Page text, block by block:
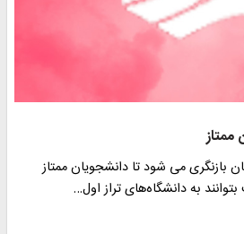
بازنگری می شود تا دانشجویان ممتاز
به دانشگاه‌های تراز اول…